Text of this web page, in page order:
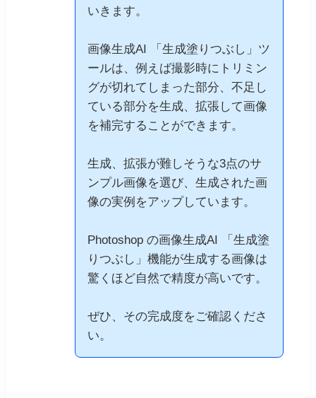
いきます。
画像生成AI 「生成塗りつぶし」ツ
ールは、例えば撮影時にトリミン
グが切れてしまった部分、不足し
ている部分を生成、拡張して画像
を補完することができます。
生成、拡張が難しそうな3点のサ
ンプル画像を選び、生成された画
像の実例をアップしています。
Photoshop の画像生成AI 「生成塗
りつぶし」機能が生成する画像は
驚くほど自然で精度が高いです。
ぜひ、その完成度をご確認くださ
い。